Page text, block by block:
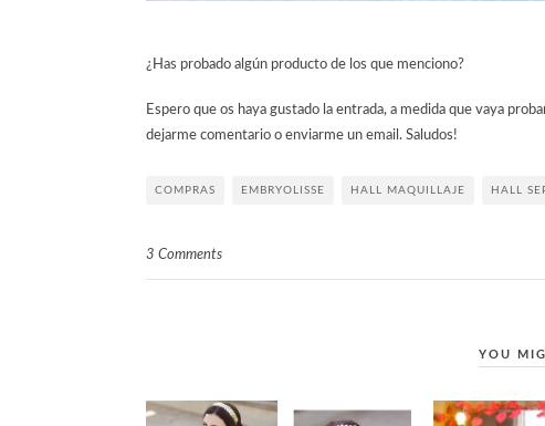
¿Has probado algún producto de los que menciono?
Espero que os haya gustado la entrada, a medida que vaya
dejarme comentario o enviarme un email. Saludos!
COMPRAS EMBRYOLISSE HALL MAQUILLAJE HALL
3 Comments
YOU